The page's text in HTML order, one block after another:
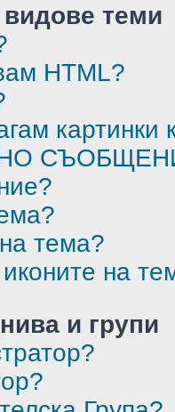
теми
HTML?
тема?
на
и групи